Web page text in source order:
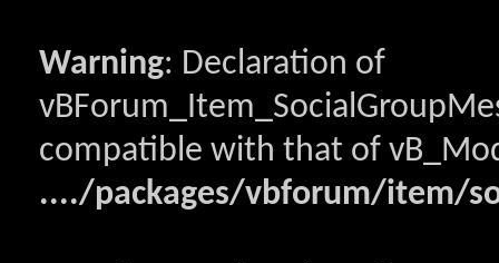
Warning: Declaration of
compatible with that of
..../packages/vbforum/item/